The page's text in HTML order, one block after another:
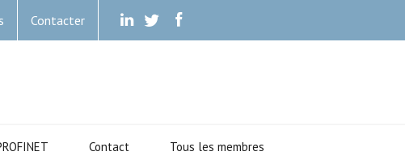
Contacter . . .
Contact Tous les membres